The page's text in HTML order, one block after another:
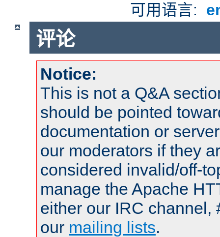
可用语言:
评论
Notice:
This is not a Q&A
should be pointed
documentation or
our moderators if they
considered invalid/off-
manage the Apache
either our IRC channel,
our mailing lists.